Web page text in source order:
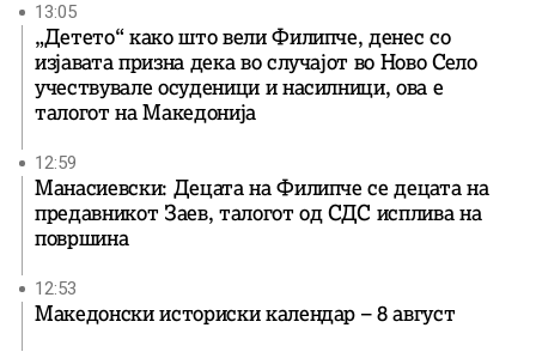
13:05
„Детето“ како што вели Филипче, денес со
изјавата призна дека во случајот во Ново Село
учествувале осуденици и насилници, ова е
талогот на Македонија
12:59
Манасиевски: Децата на Филипче се децата на
предавникот Заев, талогот од СДС исплива на
површина
12:53
Македонски историски календар – 8 август